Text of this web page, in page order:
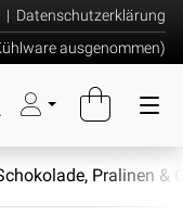
ausgenommen)
| Datenschutzerklärung
Pralinen &